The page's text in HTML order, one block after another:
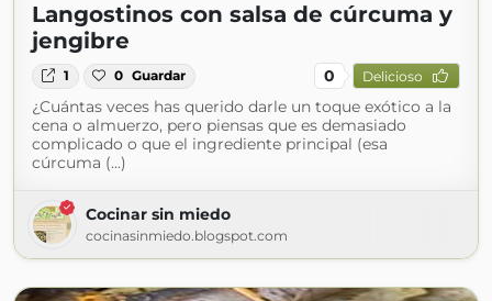
Langostinos con salsa de cúrcuma y
jengibre
1 0 Guardar 0 Delicioso
¿Cuántas veces has querido darle un toque exótico a la
cena o almuerzo, pero piensas que es demasiado
complicado o que el ingrediente principal (esa
cúrcuma (...)
Cocinar sin miedo
cocinasinmiedo.blogspot.com